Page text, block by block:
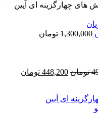
چهارگزینه ای آیین
1,300,000 تومان
تومان قیمت
بود.
448,200 تومان